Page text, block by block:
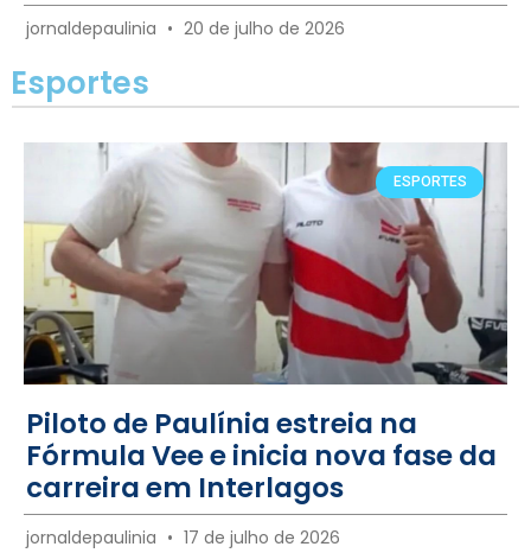
jornaldepaulinia 20 de julho de 2026
Esportes
ESPORTES
Piloto de Paulínia estreia na
Fórmula Vee e inicia nova fase da
carreira em Interlagos
jornaldepaulinia 17 de julho de 2026